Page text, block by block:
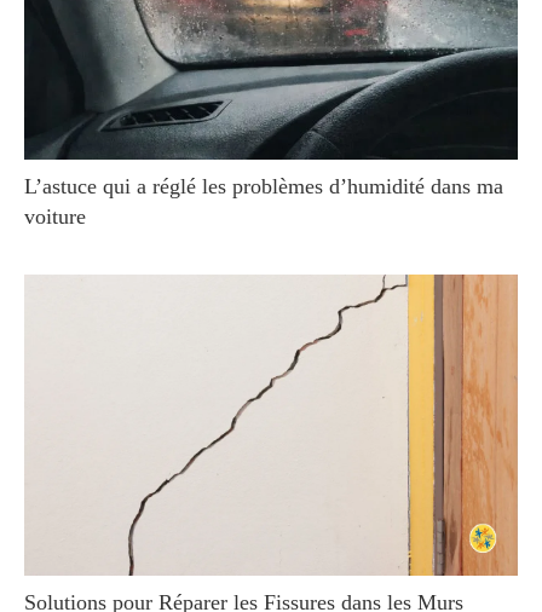
L’astuce qui a réglé les problèmes d’humidité dans ma
voiture
Solutions pour Réparer les Fissures dans les Murs